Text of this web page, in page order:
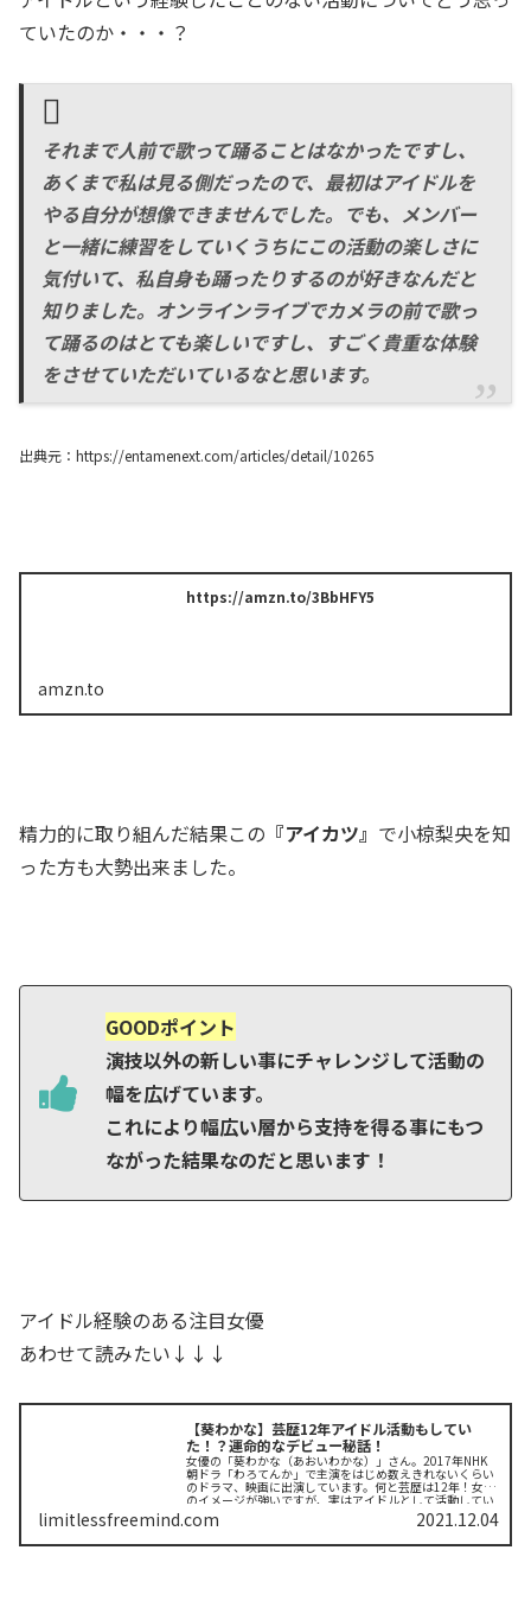
ていたのか・・・？
それまで人前で歌って踊ることはなかったですし、
あくまで私は見る側だったので、最初はアイドルを
やる自分が想像できませんでした。でも、メンバー
と一緒に練習をしていくうちにこの活動の楽しさに
気付いて、私自身も踊ったりするのが好きなんだと
知りました。オンラインライブでカメラの前で歌っ
て踊るのはとても楽しいですし、すごく貴重な体験
をさせていただいているなと思います。
出典元：https://entamenext.com/articles/detail/10265
https://amzn.to/3BbHFY5
amzn.to
精力的に取り組んだ結果この 『アイカツ』 で小椋梨央を知
った方も大勢出来ました。
GOODポイント
演技以外の新しい事にチャレンジして活動の
幅を広げています。
これにより幅広い層から支持を得る事にもつ
ながった結果なのだと思います！
アイドル経験のある注目女優
あわせて読みたい↓↓↓
【葵わかな】芸歴12年アイドル活動もしてい
た！？運命的なデビュー秘話！
女優の「葵わかな（あおいわかな）」さん。2017年NHK
朝ドラ「わろてんか」で主演をはじめ数えきれないくらい
のドラマ、映画に出演しています。何と芸歴は12年！女優
のイメージが強いですが、実はアイドルとして活動してい
limitlessfreemind.com 2021.12.04